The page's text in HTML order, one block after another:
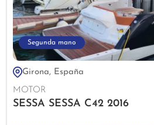
Segunda mano
Girona, España
MOTOR
SESSA SESSA C42 2016